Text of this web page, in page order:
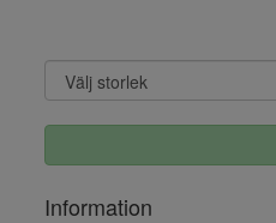
Information